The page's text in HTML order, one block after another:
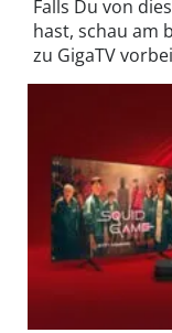
Falls Du von
hast, schau am
zu GigaTV